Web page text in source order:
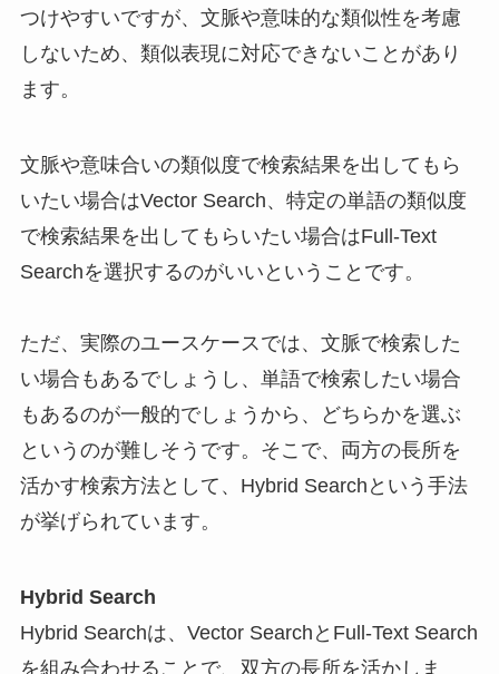
つけやすいですが、文脈や意味的な類似性を考慮
しないため、類似表現に対応できないことがあり
ます。
文脈や意味合いの類似度で検索結果を出してもら
いたい場合はVector Search、特定の単語の類似度
で検索結果を出してもらいたい場合はFull-Text
Searchを選択するのがいいということです。
ただ、実際のユースケースでは、文脈で検索した
い場合もあるでしょうし、単語で検索したい場合
もあるのが一般的でしょうから、どちらかを選ぶ
というのが難しそうです。そこで、両方の長所を
活かす検索方法として、Hybrid Searchという手法
が挙げられています。
Hybrid Search
Hybrid Searchは、Vector SearchとFull-Text Search
を組み合わせることで、双方の長所を活かしま